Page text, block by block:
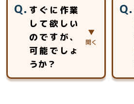
用を頂く事はあり
ません。
すぐに作業
して欲しい
のですが、
可能でしょ
うか？